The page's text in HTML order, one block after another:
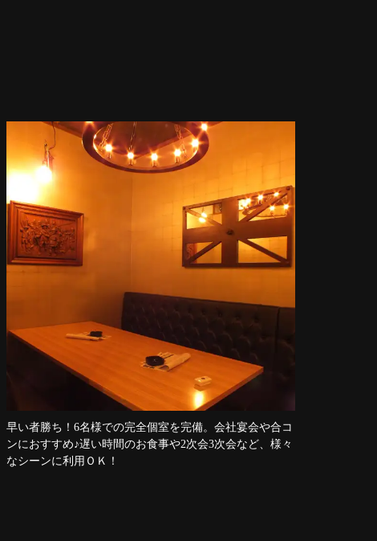
早い者勝ち！6名様での完全個室を完備。会社宴会や合コ
ンにおすすめ♪遅い時間のお食事や2次会3次会など、様々
なシーンに利用ＯＫ！